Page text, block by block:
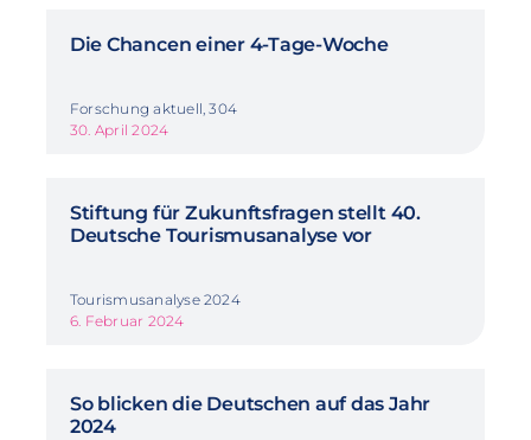
Die Chancen einer 4-Tage-Woche
Forschung aktuell, 304
30. April 2024
Stiftung für Zukunftsfragen stellt 40.
Deutsche Tourismusanalyse vor
Tourismusanalyse 2024
6. Februar 2024
So blicken die Deutschen auf das Jahr
2024